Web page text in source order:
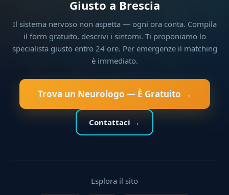
Giusto a Brescia
Il sistema nervoso non aspetta — ogni ora conta. Compila
il form gratuito, descrivi i sintomi. Ti proponiamo lo
specialista giusto entro 24 ore. Per emergenze il matching
è immediato.
Trova un Neurologo — È Gratuito →
Contattaci →
Esplora il sito